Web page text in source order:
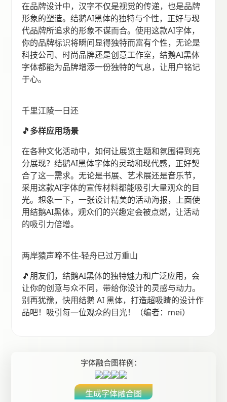
在品牌设计中，汉字不仅是视觉的传递，也是品牌
形象的塑造。结鹅AI黑体的独特与个性，正好与现
代品牌所追求的形象不谋而合。使用这款AI字体，
你的品牌标识将瞬间显得独特而富有个性，无论是
科技公司、时尚品牌还是创意工作室，结鹅AI黑体
字体都能为品牌增添一份独特的气息，让用户铭记
于心。
千里江陵一日还
🎵多样应用场景
在各种文化活动中，如何让展览主题和氛围得到充
分展现？结鹅AI黑体字体的灵动和现代感，正好契
合了这一需求。无论是书展、艺术展还是音乐节，
采用这款AI字体的宣传材料都能吸引大量观众的目
光。想象一下，一张设计精美的活动海报，上面使
用结鹅AI黑体，观众们的兴趣定会被点燃，让活动
的吸引力倍增。
两岸猿声啼不住-轻舟已过万重山
🎵朋友们，结鹅AI黑体的独特魅力和广泛应用，会
让你的创意与众不同，带给你设计的灵感与动力。
别再犹豫，快用结鹅 AI 黑体，打造超吸睛的设计作
品吧！吸引每一位观众的目光！（编者：mei）
字体融合图样例：
生成字体融合图